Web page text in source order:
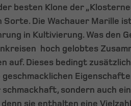
besten Klone der
Die Wachauer Marille
in Kultivierung. Was den
hoch gelobtes
auf. Dieses bedingt
sondern auch
sie enthalten eine